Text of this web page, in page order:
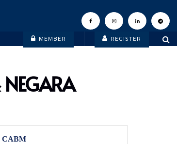
MEMBER
REGISTER
CABM